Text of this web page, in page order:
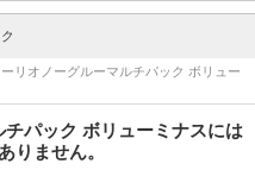
リオノーグルーマルチパック ボリュー
パック ボリューミナスには
りません。